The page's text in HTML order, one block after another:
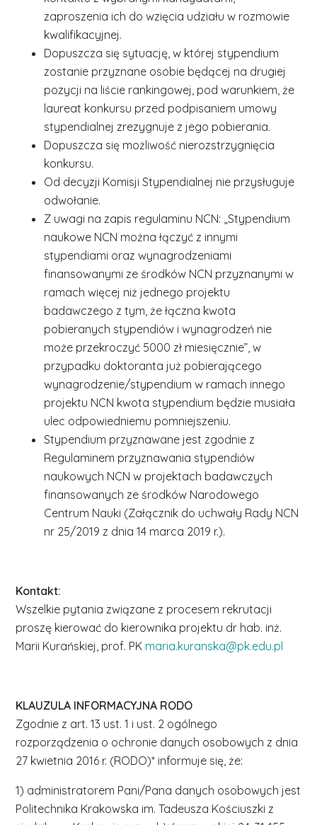
zaproszenia ich do wzięcia udziału w rozmowie
kwalifikacyjnej.
Dopuszcza się sytuację, w której stypendium
zostanie przyznane osobie będącej na drugiej
pozycji na liście rankingowej, pod warunkiem, że
laureat konkursu przed podpisaniem umowy
stypendialnej zrezygnuje z jego pobierania.
Dopuszcza się możliwość nierozstrzygnięcia
konkursu.
Od decyzji Komisji Stypendialnej nie przysługuje
odwołanie.
Z uwagi na zapis regulaminu NCN: „Stypendium
naukowe NCN można łączyć z innymi
stypendiami oraz wynagrodzeniami
finansowanymi ze środków NCN przyznanymi w
ramach więcej niż jednego projektu
badawczego z tym, że łączna kwota
pobieranych stypendiów i wynagrodzeń nie
może przekroczyć 5000 zł miesięcznie”, w
przypadku doktoranta już pobierającego
wynagrodzenie/stypendium w ramach innego
projektu NCN kwota stypendium będzie musiała
ulec odpowiedniemu pomniejszeniu.
Stypendium przyznawane jest zgodnie z
Regulaminem przyznawania stypendiów
naukowych NCN w projektach badawczych
finansowanych ze środków Narodowego
Centrum Nauki (Załącznik do uchwały Rady NCN
nr 25/2019 z dnia 14 marca 2019 r.).
Kontakt:
Wszelkie pytania związane z procesem rekrutacji
proszę kierować do kierownika projektu dr hab. inż.
Marii Kurańskiej, prof. PK maria.kuranska@pk.edu.pl
KLAUZULA INFORMACYJNA RODO
Zgodnie z art. 13 ust. 1 i ust. 2 ogólnego
rozporządzenia o ochronie danych osobowych z dnia
27 kwietnia 2016 r. (RODO)* informuje się, że:
1) administratorem Pani/Pana danych osobowych jest
Politechnika Krakowska im. Tadeusza Kościuszki z